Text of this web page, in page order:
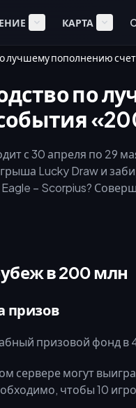
КАРТА
лучшему пополнению
по
с 30 апреля по 29
Lucky Draw и
– Scorpius?
и
мгновенного
в 200 млн
призов
призовой фонд в
сервере могут
чтобы 10